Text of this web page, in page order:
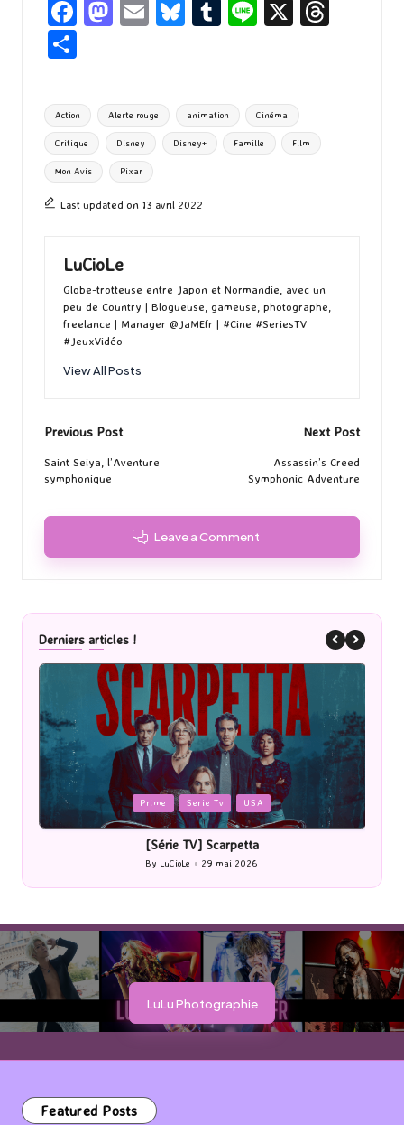
Fa
o
o
k
M
d
o
n
E
l
Bl
ky
T
bl
r
Li
X
ta
g
er
Tags:
Action Alerte rouge animation Cinéma
Critique Disney Disney+ Famille Film
Mon Avis Pixar
Last updated on 13 avril 2022
LuCioLe
Globe-trotteuse entre Japon et Normandie, avec un
peu de Country | Blogueuse, gameuse, photographe,
freelance | Manager @JaMEfr | #Cine #SeriesTV
#JeuxVidéo
View All Posts
Post
navigation
Previous Post
Saint Seiya, l’Aventure
symphonique
Next Post
Assassin’s Creed
Symphonic Adventure
Leave a Comment
Derniers articles !
Posted
in
Prime Serie Tv USA
[Série TV] Scarpetta
Posted
by
By LuCioLe 29 mai 2026
LuLu Photographie
Featured Posts